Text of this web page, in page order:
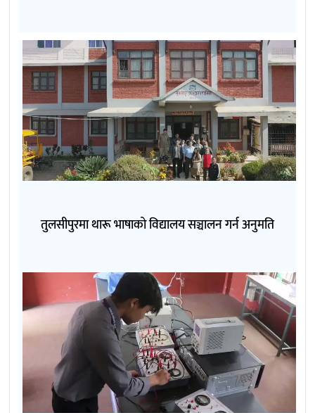
तुलसीपुरमा थारू भाषाको विद्यालय सञ्चालन गर्न अनुमति